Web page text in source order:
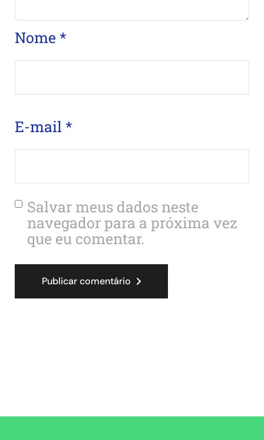
Nome *
E-mail *
Salvar meus dados neste
navegador para a próxima vez
que eu comentar.
Publicar comentário